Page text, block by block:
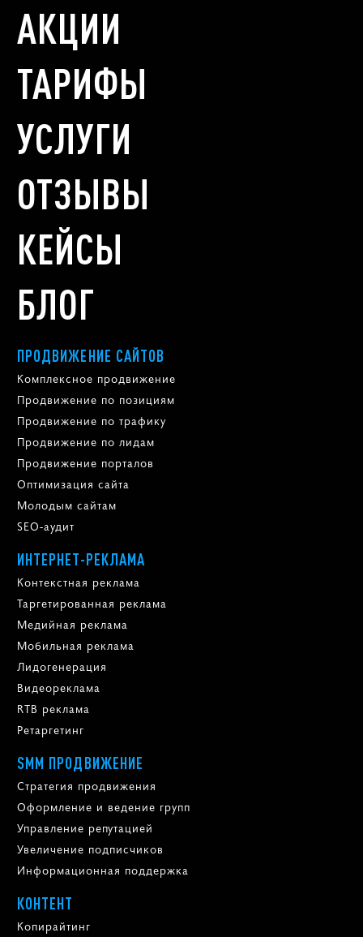
АКЦИИ
ТАРИФЫ
УСЛУГИ
ОТЗЫВЫ
КЕЙСЫ
БЛОГ
ПРОДВИЖЕНИЕ САЙТОВ
Комплексное продвижение
Продвижение по позициям
Продвижение по трафику
Продвижение по лидам
Продвижение порталов
Оптимизация сайта
Молодым сайтам
SEO-аудит
ИНТЕРНЕТ-РЕКЛАМА
Контекстная реклама
Таргетированная реклама
Медийная реклама
Мобильная реклама
Лидогенерация
Видеореклама
RTB реклама
Ретаргетинг
SMM ПРОДВИЖЕНИЕ
Стратегия продвижения
Оформление и ведение групп
Управление репутацией
Увеличение подписчиков
Информационная поддержка
КОНТЕНТ
Копирайтинг